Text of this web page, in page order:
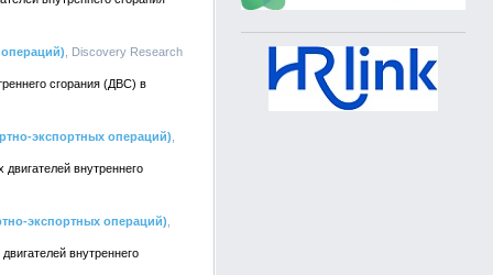
, Discovery Research
сгорания (ДВС) в
экспортных операций)
внутреннего
экспортных операций)
внутреннего